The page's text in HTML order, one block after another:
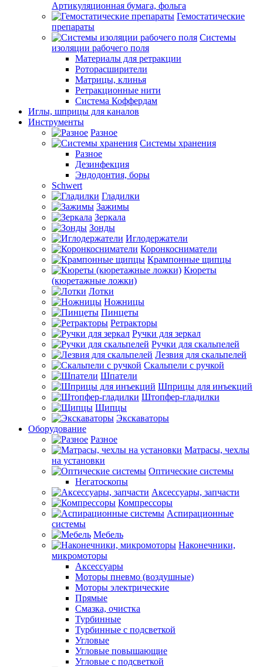
Артикуляционная бумага, фольга
Гемостатические
препараты
Системы
изоляции рабочего поля
Материалы для ретракции
Роторасширители
Матрицы, клинья
Ретракционные нити
Система Коффердам
Иглы, шприцы для каналов
Инструменты
Разное
Системы хранения
Разное
Дезинфекция
Эндодонтия, боры
Schwert
Гладилки
Зажимы
Зеркала
Зонды
Иглодержатели
Коронкосниматели
Крампонные щипцы
Кюреты
(кюретажные ложки)
Лотки
Ножницы
Пинцеты
Ретракторы
Ручки для зеркал
Ручки для скальпелей
Лезвия для скальпелей
Скальпели с ручкой
Шпатели
Шприцы для инъекций
Штопфер-гладилки
Щипцы
Экскаваторы
Оборудование
Разное
Матрасы, чехлы
на установки
Оптические системы
Негатоскопы
Аксессуары, запчасти
Компрессоры
Аспирационные
системы
Мебель
Наконечники,
микромоторы
Аксессуары
Моторы пневмо (воздушные)
Моторы электрические
Прямые
Смазка, очистка
Турбинные
Турбинные с подсветкой
Угловые
Угловые повышающие
Угловые с подсветкой